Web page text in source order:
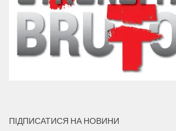
ПІДПИСАТИСЯ НА НОВИНИ